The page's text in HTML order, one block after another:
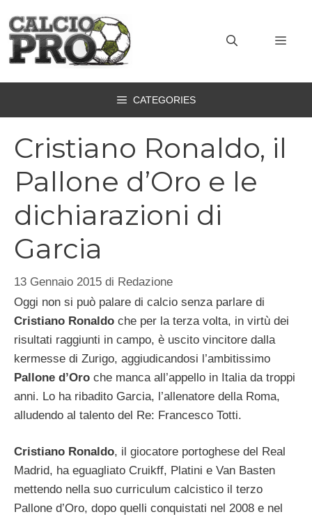
contenuto
CATEGORIES
Cristiano Ronaldo, il
Pallone d’Oro e le
dichiarazioni di
Garcia
13 Gennaio 2015 di Redazione
Oggi non si può palare di calcio senza parlare di
Cristiano Ronaldo che per la terza volta, in virtù dei
risultati raggiunti in campo, è uscito vincitore dalla
kermesse di Zurigo, aggiudicandosi l’ambitissimo
Pallone d’Oro che manca all’appello in Italia da troppi
anni. Lo ha ribadito Garcia, l’allenatore della Roma,
alludendo al talento del Re: Francesco Totti.
Cristiano Ronaldo, il giocatore portoghese del Real
Madrid, ha eguagliato Cruikff, Platini e Van Basten
mettendo nella suo curriculum calcistico il terzo
Pallone d’Oro, dopo quelli conquistati nel 2008 e nel